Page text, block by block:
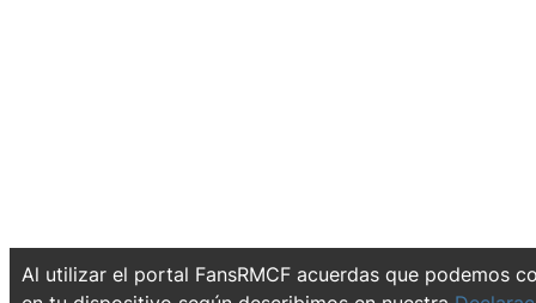
Al utilizar el portal FansRMCF acuerdas que podemos